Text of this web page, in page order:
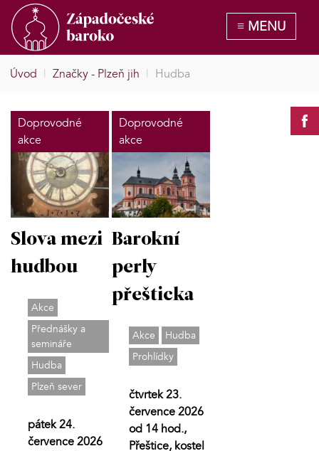
Úvod | Značky - Plzeň jih | Hudba
Doprovodné
akce
Slova mezi
hudbou
Akce
Přednášky a
semináře
Hudba
Plzeň sever
pátek 24.
července 2026
Doprovodné
akce
Barokní
perly
přešticka
Akce
Hudba
Prohlídky
čtvrtek 23.
července 2026
od 14 hod.,
Přeštice, kostel